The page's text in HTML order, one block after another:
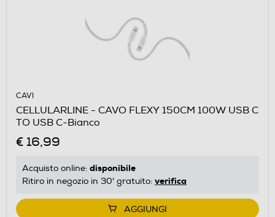
CAVI
CELLULARLINE - CAVO FLEXY 150CM 100W USB C
TO USB C-Bianco
€ 16,99
Acquisto online: disponibile
Ritiro in negozio in 30' gratuito: verifica
AGGIUNGI